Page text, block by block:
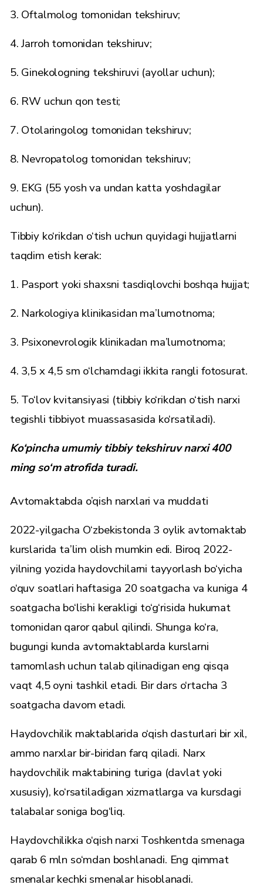
3. Oftalmolog tomonidan tekshiruv;
4. Jarroh tomonidan tekshiruv;
5. Ginekologning tekshiruvi (ayollar uchun);
6. RW uchun qon testi;
7. Otolaringolog tomonidan tekshiruv;
8. Nevropatolog tomonidan tekshiruv;
9. EKG (55 yosh va undan katta yoshdagilar
uchun).
Tibbiy ko‘rikdan o‘tish uchun quyidagi hujjatlarni
taqdim etish kerak:
1. Pasport yoki shaxsni tasdiqlovchi boshqa hujjat;
2. Narkologiya klinikasidan ma’lumotnoma;
3. Psixonevrologik klinikadan ma’lumotnoma;
4. 3,5 x 4,5 sm o‘lchamdagi ikkita rangli fotosurat.
5. To‘lov kvitansiyasi (tibbiy ko‘rikdan o‘tish narxi
tegishli tibbiyot muassasasida ko‘rsatiladi).
Ko‘pincha umumiy tibbiy tekshiruv narxi 400
ming so‘m atrofida turadi.
Avtomaktabda o’qish narxlari va muddati
2022-yilgacha O‘zbekistonda 3 oylik avtomaktab
kurslarida ta’lim olish mumkin edi. Biroq 2022-
yilning yozida haydovchilarni tayyorlash bo‘yicha
o‘quv soatlari haftasiga 20 soatgacha va kuniga 4
soatgacha bo‘lishi kerakligi to‘g‘risida hukumat
tomonidan qaror qabul qilindi. Shunga ko‘ra,
bugungi kunda avtomaktablarda kurslarni
tamomlash uchun talab qilinadigan eng qisqa
vaqt 4,5 oyni tashkil etadi. Bir dars o‘rtacha 3
soatgacha davom etadi.
Haydovchilik maktablarida o‘qish dasturlari bir xil,
ammo narxlar bir-biridan farq qiladi. Narx
haydovchilik maktabining turiga (davlat yoki
xususiy), ko‘rsatiladigan xizmatlarga va kursdagi
talabalar soniga bog‘liq.
Haydovchilikka o‘qish narxi Toshkentda smenaga
qarab 6 mln so‘mdan boshlanadi. Eng qimmat
smenalar kechki smenalar hisoblanadi.